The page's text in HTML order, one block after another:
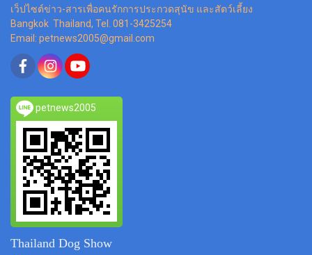
เว็ปไซต์ข่าว-สารเพื่อคนรักการประกวดสุนัข และสัตว์เลี้ยง
Bangkok Thailand, Tel. 081-3425254
Email: petnews2005@gmail.com
petnews2005
Thailand Dog Show